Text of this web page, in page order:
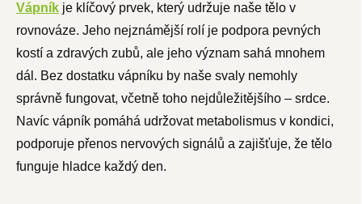
Vápník je klíčový prvek, který udržuje naše tělo v
rovnováze. Jeho nejznámější rolí je podpora pevných
kostí a zdravých zubů, ale jeho význam sahá mnohem
dál. Bez dostatku vápníku by naše svaly nemohly
správně fungovat, včetně toho nejdůležitějšího – srdce.
Navíc vápník pomáhá udržovat metabolismus v kondici,
podporuje přenos nervových signálů a zajišťuje, že tělo
funguje hladce každý den.